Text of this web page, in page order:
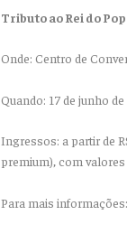
Tributo ao Rei do
Onde: Centro de
Quando: 17 de junho
Ingressos: a partir de
premium), com
Para mais